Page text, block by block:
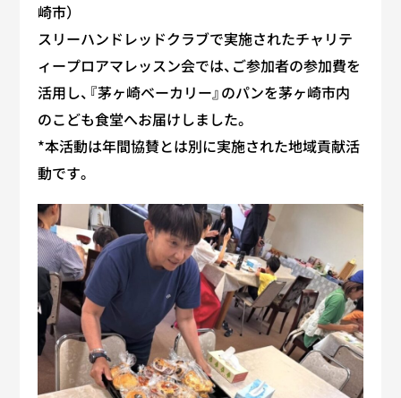
崎市）
スリーハンドレッドクラブで実施されたチャリテ
ィープロアマレッスン会では、ご参加者の参加費を
活用し、『茅ヶ崎ベーカリー』のパンを茅ヶ崎市内
のこども食堂へお届けしました。
*本活動は年間協賛とは別に実施された地域貢献活
動です。